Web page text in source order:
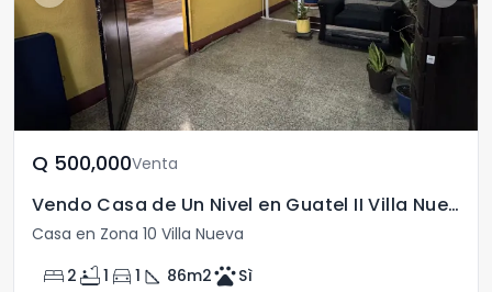
Q	500,000Venta
Vendo Casa de Un Nivel en Guatel II Villa Nueva
Casa en Zona 10 Villa Nueva
bed 2 bathtub1 directions_car 1 square_foot 86m2petsSì